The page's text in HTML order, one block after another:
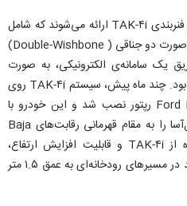
خودروهای JLTV با سیستم تعلیق و فنربندی TAK-۴i ارائه می‌شوند که شامل
بخش‌های مستقل در جلو و عقب، به صورت دو جناقی ( Double-Wishbone)
یک سامانه‌ی الکترونیکی، به صورت
دستی یا اتوماتیک قابل تنظیم خواهد بود. چند ماه پیش، سیستم TAK-۴i روی
نسخه‌ی خاصی از وانت فورد Ford F-۱۵۰ رپتور نصب شد و این خودرو با
چرخ‌های ۲۰ اینچ و لاستیک‌های غول‌آسا را به مقام قهرمانی رقابت‌های Baja
۱۰۰۰ مکزیک رساند. به لطف استفاده از TAK-۴i و قابلیت افزایش ارتفاع،
JLTV با اگزوزهای استاندارد می‌تواند در مسیرهای رودخانه‌ای به عمق ۱.۵ متر